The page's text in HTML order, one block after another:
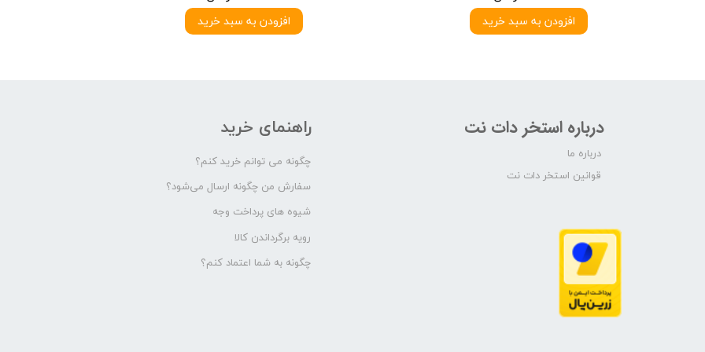
افزودن به سبد خرید افزودن به سبد خرید
راهنمای خرید درباره استخر دات نت
درباره ما
قوانین استخر دات نت
چگونه می توانم خرید کنم؟
سفارش من چگونه ارسال می‌شود؟
شیوه های پرداخت وجه
رویه برگرداندن کالا
چگونه به شما اعتماد کنم؟